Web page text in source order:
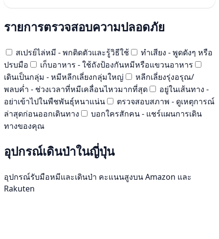
รายการตรวจสอบความปลอดภัย
สเปรย์ไล่หมี - พกติดตัวและรู้วิธีใช้
ทำเสียง - พูดดังๆ หรือ
ปรบมือ
เก็บอาหาร - ใช้ถังป้องกันหมีหรือแขวนอาหาร
เดินเป็นกลุ่ม - หมีหลีกเลี่ยงกลุ่มใหญ่
หลีกเลี่ยงรุ่งอรุณ/
พลบค่ำ - ช่วงเวลาที่หมีเคลื่อนไหวมากที่สุด
อยู่ในเส้นทาง -
อย่าเข้าไปในพืชพันธุ์หนาแน่น
ตรวจสอบสภาพ - ดูเหตุการณ์
ล่าสุดก่อนออกเดินทาง
บอกใครสักคน - แชร์แผนการเดิน
ทางของคุณ
อุปกรณ์เดินป่าในญี่ปุ่น
อุปกรณ์รับมือหมีและเดินป่า คะแนนสูงบน Amazon และ
Rakuten